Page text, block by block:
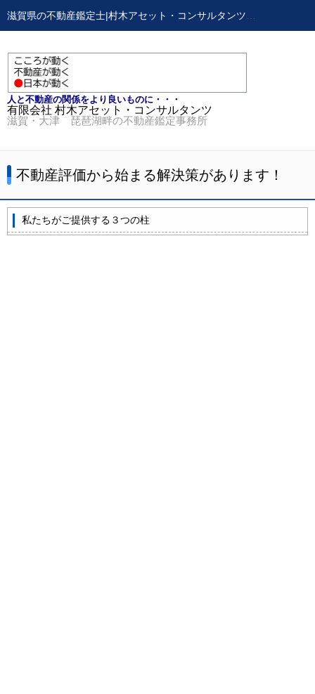
人と不動産の関係をより良いものに・・・
有限会社 村木アセット・コンサルタンツ
滋賀・大津 琵琶湖畔の不動産鑑定事務所
不動産評価から始まる解決策があります！
私たちがご提供する３つの柱